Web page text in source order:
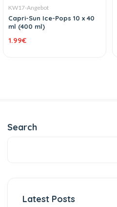
KW17-Angebot
Capri-Sun Ice-Pops 10 x 40
ml (400 ml)
1.99€
Search
Latest Posts